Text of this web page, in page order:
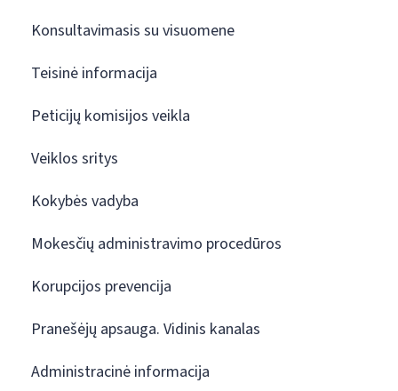
Konsultavimasis su visuomene
Teisinė informacija
Peticijų komisijos veikla
Veiklos sritys
Kokybės vadyba
Mokesčių administravimo procedūros
Korupcijos prevencija
Pranešėjų apsauga. Vidinis kanalas
Administracinė informacija